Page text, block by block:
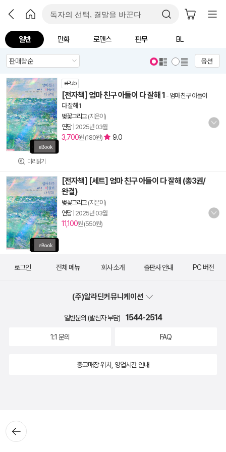
일반 만화 로맨스 판무 BL
옵션
미리읽기
ePub
[전자책] 엄마 친구 아들이 다 잘해 1 - 엄마 친구 아들이
다 잘해 1
벚꽃그리고(지은이)
연담| 2025년 03월
3,700원 (180원) 9.0
[전자책] [세트] 엄마 친구 아들이 다 잘해 (총3권/
완결)
벚꽃그리고(지은이)
연담| 2025년 03월
11,100원 (550원)
뒤로가
기
로그인 전체 메뉴 회사 소개 출판사 안내 PC 버전
(주)알라딘커뮤니케이션
일반문의 (발신자 부담) 1544-2514
1:1 문의 FAQ
중고매장 위치, 영업시간 안내